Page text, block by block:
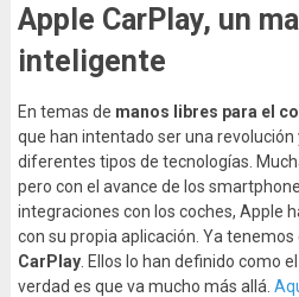
Apple CarPlay, un
inteligente
En temas de manos libres para el
que han intentado ser una
diferentes tipos de tecnologías.
pero con el avance de los
integraciones con los coches, Apple
con su propia aplicación. Ya tenemos
CarPlay. Ellos lo han definido como
verdad es que va mucho más allá.